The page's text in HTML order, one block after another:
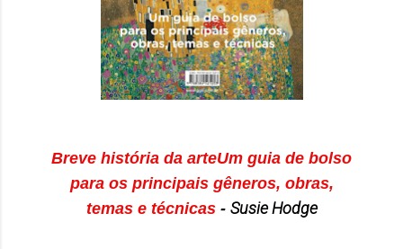
Breve história da arteUm guia de bolso
para os principais gêneros, obras,
temas e técnicas- Susie Hodge